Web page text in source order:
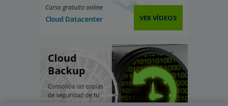
Curso gratuito online
Cloud Datacenter VER VÍDEOS